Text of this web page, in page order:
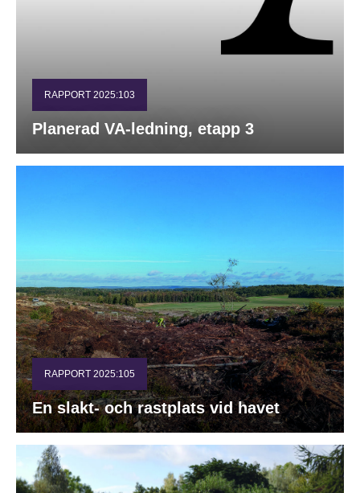
RAPPORT 2025:103
Planerad VA-ledning, etapp 3
RAPPORT 2025:105
En slakt- och rastplats vid havet